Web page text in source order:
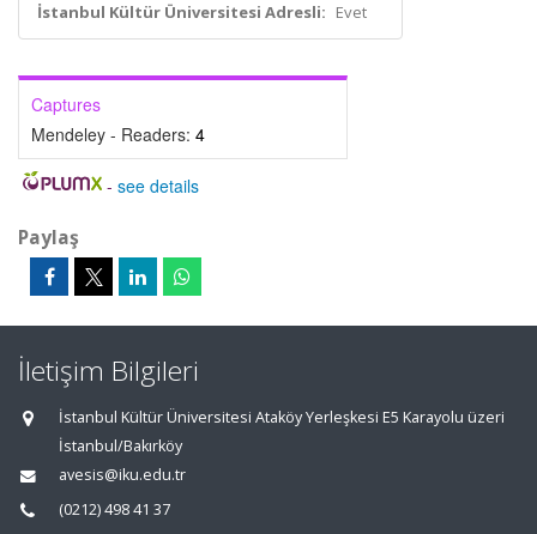
İstanbul Kültür Üniversitesi Adresli: Evet
Captures
Mendeley - Readers: 4
- see details
Paylaş
İletişim Bilgileri
İstanbul Kültür Üniversitesi Ataköy Yerleşkesi E5 Karayolu üzeri
İstanbul/Bakırköy
avesis@iku.edu.tr
(0212) 498 41 37